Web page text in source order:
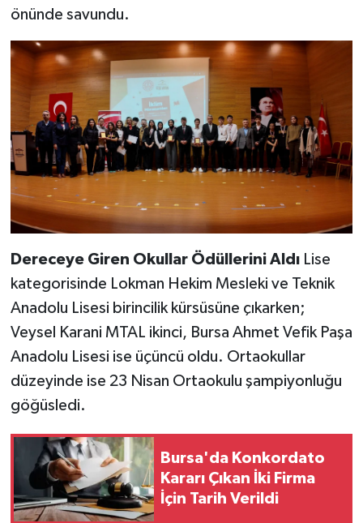
önünde savundu.
Dereceye Giren Okullar Ödüllerini AldıLise
kategorisinde Lokman Hekim Mesleki ve Teknik
Anadolu Lisesi birincilik kürsüsüne çıkarken;
Veysel Karani MTAL ikinci, Bursa Ahmet Vefik Paşa
Anadolu Lisesi ise üçüncü oldu. Ortaokullar
düzeyinde ise 23 Nisan Ortaokulu şampiyonluğu
göğüsledi.
Bursa'da Konkordato
Kararı Çıkan İki Firma
İçin Tarih Verildi